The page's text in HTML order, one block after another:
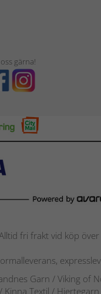
gärna!
fri frakt vid köp
Garn / Viking of
Kinna Textil /